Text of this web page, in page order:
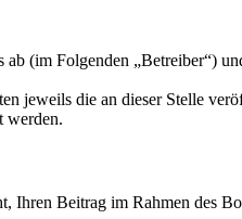
(im Folgenden „Betreiber“)
jeweils die an dieser Stelle
werden.
Ihren Beitrag im Rahmen des